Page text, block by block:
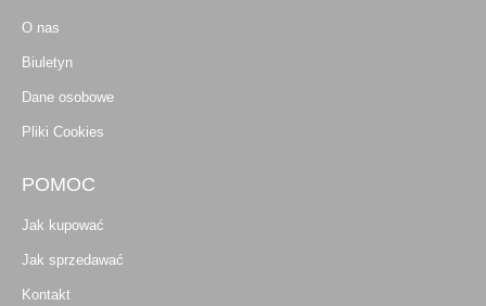
O nas
Biuletyn
Dane osobowe
Pliki Cookies
POMOC
Jak kupować
Jak sprzedawać
Kontakt